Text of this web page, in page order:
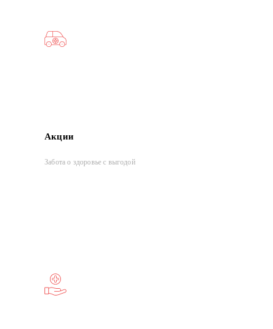
Акции
Забота о здоровье с выгодой